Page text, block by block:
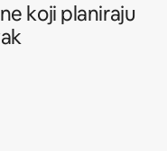
koji planiraju